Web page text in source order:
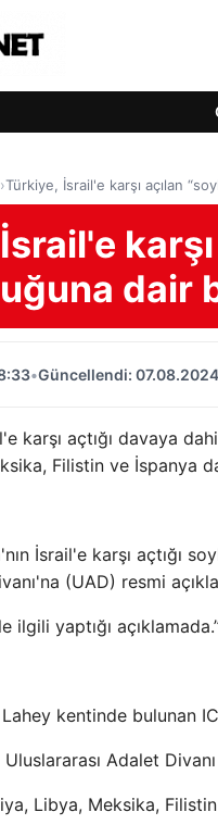
›Türkiye, İsrail'e karşı açılan
karşı
dair
•Güncellendi:
karşı açtığı davaya
Filistin ve İspanya
İsrail'e karşı açtığı
(UAD) resmi
ilgili yaptığı
kentinde bulunan
Adalet
Libya, Meksika,